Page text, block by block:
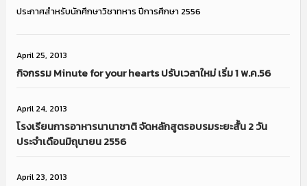
ประกาศสำหรับนักศึกษาวิชาทหาร ปีการศึกษา 2556
April 25, 2013
กิจกรรม Minute for your hearts ปรับเวลาใหม่ เริ่ม 1 พ.ค.56
April 24, 2013
โรงเรียนการอาหารนานาชาติ จัดหลักสูตรอบรมระยะสั้น 2 วัน
ประจำเดือนมิถุนายน 2556
April 23, 2013